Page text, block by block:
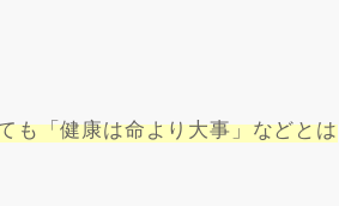
も「健康は命より大事」などとは